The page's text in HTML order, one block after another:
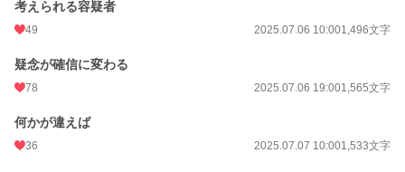
考えられる容疑者
49 2025.07.06 10:001,496文字
疑念が確信に変わる
78 2025.07.06 19:001,565文字
何かが違えば
36 2025.07.07 10:001,533文字